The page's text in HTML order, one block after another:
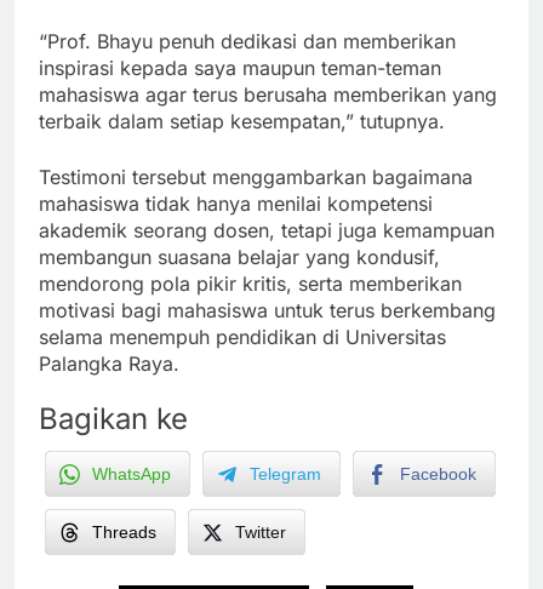
“Prof. Bhayu penuh dedikasi dan memberikan
inspirasi kepada saya maupun teman-teman
mahasiswa agar terus berusaha memberikan yang
terbaik dalam setiap kesempatan,” tutupnya.
Testimoni tersebut menggambarkan bagaimana
mahasiswa tidak hanya menilai kompetensi
akademik seorang dosen, tetapi juga kemampuan
membangun suasana belajar yang kondusif,
mendorong pola pikir kritis, serta memberikan
motivasi bagi mahasiswa untuk terus berkembang
selama menempuh pendidikan di Universitas
Palangka Raya.
Bagikan ke
WhatsApp Telegram Facebook
Threads Twitter